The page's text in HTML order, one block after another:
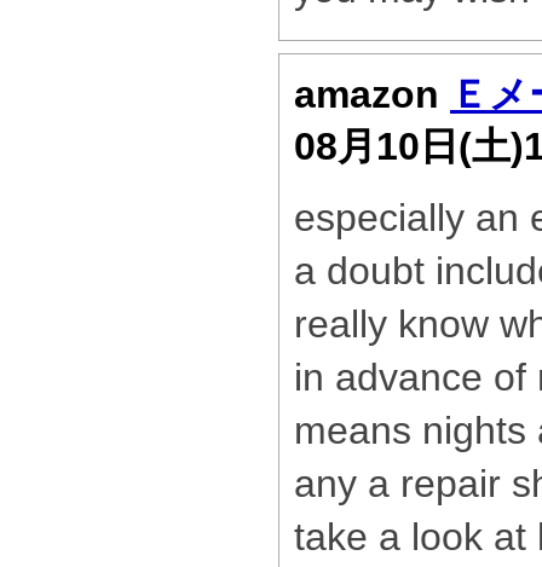
amazon Ｅ
08月10日(土
especially an
a doubt
really know
in advance of
means nights
any a repair
take a look at